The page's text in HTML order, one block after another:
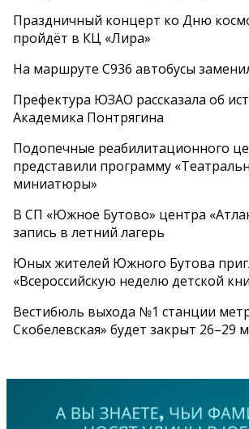
Праздничный концерт ко Дню
пройдёт в КЦ «Лира»
На маршруте С936 автобусы
Префектура ЮЗАО рассказала об
Академика Понтрягина
Подопечные реабилитационного
представили программу
миниатюры»
В СП «Южное Бутово» центра
запись в летний лагерь
Юных жителей Южного Бутова
«Всероссийскую неделю детской
Вестибюль выхода №1 станции
Скобелевская» будет закрыт 26–29